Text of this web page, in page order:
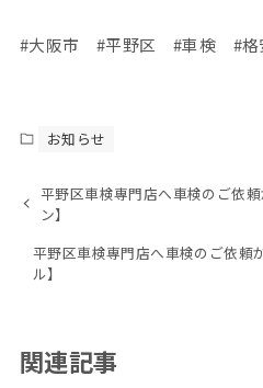
#大阪市 #平野区 #車検 #
お知らせ
平野区車検専門店へ車検のご依
ン】
平野区車検専門店へ車検のご依頼
ル】
関連記事